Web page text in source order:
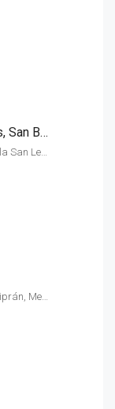
Venta, Casa, 1 Piso, Sector Nos, San Bernardo
Pasaje Fernando Amengual N°725, Villa San León Grande, Sector Nos
Ruta G-60 (Camino a rapel) Sector Culiprán, Melipilla